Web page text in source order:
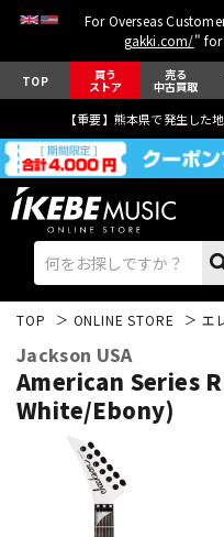
For Overseas
gakki.com/"
TOP 買う
ストア
売る
中古買取
【重要】熊本県で発生した
エレキギター
ベース
TOP ONLINE STORE エ
Jackson USA
American Series
White/Ebony)